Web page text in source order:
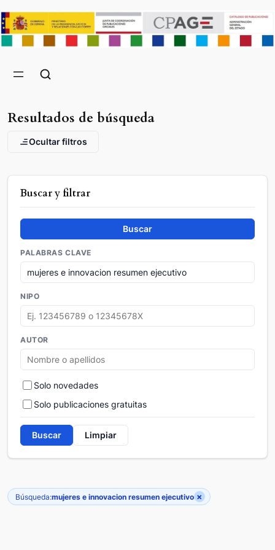
Resultados de búsqueda
Ocultar filtros
Buscar y filtrar
Buscar
PALABRAS CLAVE
NIPO
AUTOR
Solo novedades
Solo publicaciones gratuitas
Buscar Limpiar
Búsqueda:mujeres e innovacion resumen ejecutivo ×